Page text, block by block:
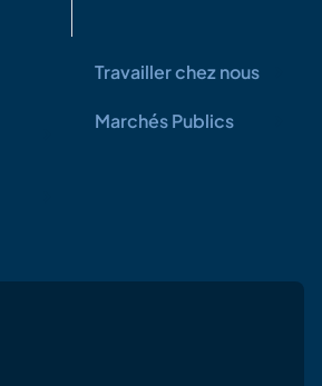
Travailler chez nous
Marchés Publics